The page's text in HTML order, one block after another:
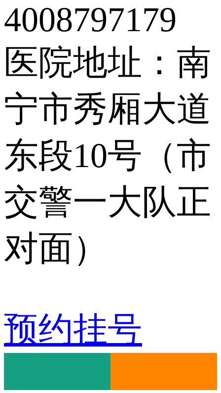
4008797179
医院地址：南
宁市秀厢大道
东段10号（市
交警一大队正
对面）
预约挂号